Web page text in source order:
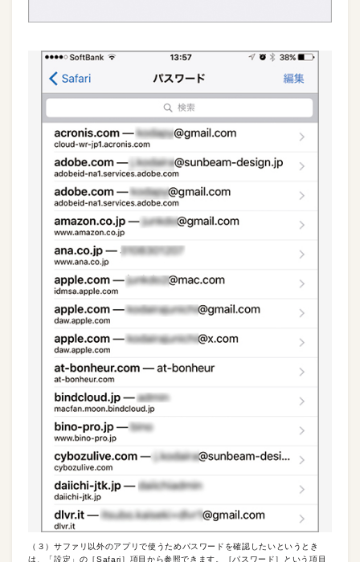
（３）サファリ以外のアプリで使うためパスワードを確認したいというとき
は、「設定」の［Safari］項目から参照できます。［パスワード］という項目